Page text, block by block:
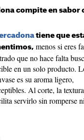
compite en sabor
tiene que
menos si eres
que no hace falta
en un solo producto.
es su aroma ligero,
Al corte, la
servirlo sin romperse ni